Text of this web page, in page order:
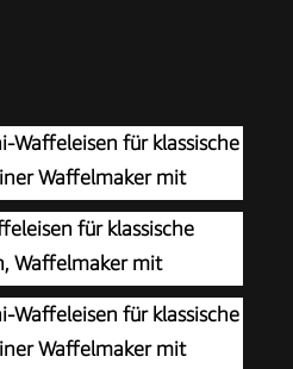
Waffeleisen für klassische
Waffelmaker mit
für
Ostern oder
550 Watt, Farbe:
für klassische
Waffelmaker mit
für Waffeln in
700 Watt, Farbe: Mint
Waffeleisen für klassische
Waffelmaker mit